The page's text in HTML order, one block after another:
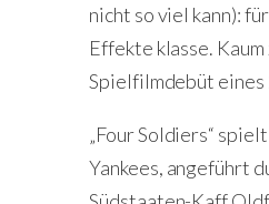
nicht so viel kann):
Effekte klasse.
Spielfilmdebüt eines
„Four Soldiers“
Yankees, angeführt